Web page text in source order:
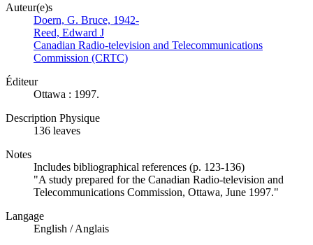
Auteur(e)s
Doern, G. Bruce, 1942-
Reed, Edward J
Canadian Radio-television and Telecommunications
Commission (CRTC)
Éditeur
Ottawa : 1997.
Description Physique
136 leaves
Notes
Includes bibliographical references (p. 123-136)
"A study prepared for the Canadian Radio-television and
Telecommunications Commission, Ottawa, June 1997."
Langage
English / Anglais